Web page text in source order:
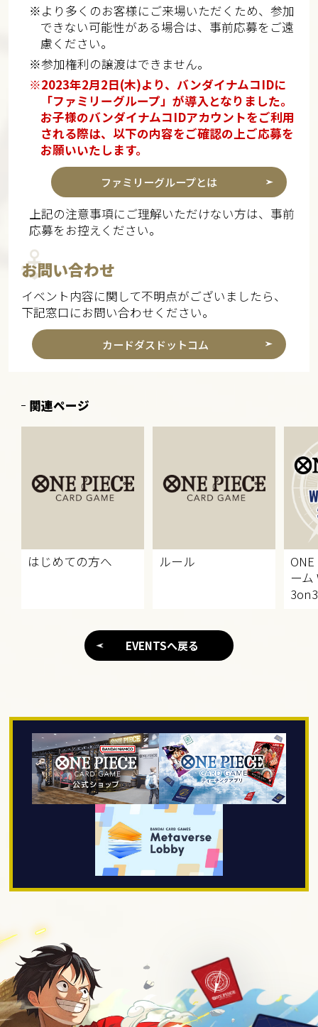
※より多くのお客様にご来場いただくため、参加
できない可能性がある場合は、事前応募をご遠
慮ください。
※参加権利の譲渡はできません。
※2023年2月2日(木)より、バンダイナムコIDに
「ファミリーグループ」が導入となりました。
お子様のバンダイナムコIDアカウントをご利用
される際は、以下の内容をご確認の上ご応募を
お願いいたします。
ファミリーグループとは
上記の注意事項にご理解いただけない方は、事前
応募をお控えください。
お問い合わせ
イベント内容に関して不明点がございましたら、
下記窓口にお問い合わせください。
カードダスドットコム
関連ページ
はじめての方へ ルール
ーム
EVENTSへ戻る